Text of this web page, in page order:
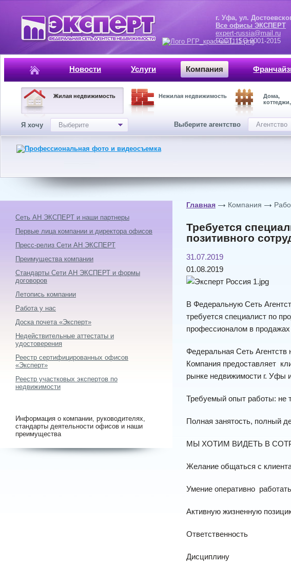
г. Уфа, ул.
Все офисы ЭКСПЕРТ
expert-russia@mail.ru
ГОСТ, ISO 9001-2015
Новости Услуги Компания
Жилая недвижимость Нежилая недвижимость
Дома,
Я хочу Выберите Выберите агентство Агентство
Главная Компания
Требуется
позитивного
31.07.2019
01.08.2019
В Федеральную Сеть
требуется специалист по
профессионалом в
Федеральная Сеть
Компания предоставляет
рынке недвижимости г. Уфы
Требуемый опыт работы: не
Полная занятость, полный
МЫ ХОТИМ ВИДЕТЬ В
Желание общаться с
Умение оперативно
Активную жизненную
Ответственность
Дисциплину
Сеть АН ЭКСПЕРТ и наши партнеры
Первые лица компании и директора офисов
Пресс-релиз Сети АН ЭКСПЕРТ
Преимущества компании
Стандарты Сети АН ЭКСПЕРТ и формы
договоров
Летопись компании
Работа у нас
Доска почета «Эксперт»
Недействительные аттестаты и
удостоверения
Реестр сертифицированных офисов
«Эксперт»
Реестр участковых экспертов по
недвижимости
Информация о компании, руководителях,
стандарты деятельности офисов и наши
преимущества